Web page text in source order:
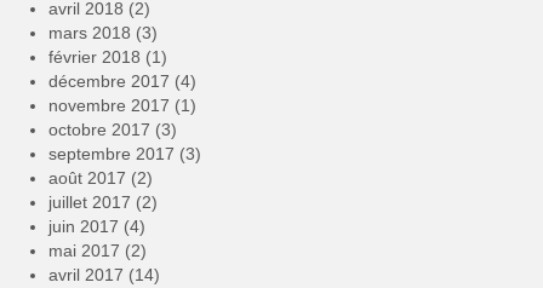
avril 2018 (2)
mars 2018 (3)
février 2018 (1)
décembre 2017 (4)
novembre 2017 (1)
octobre 2017 (3)
septembre 2017 (3)
août 2017 (2)
juillet 2017 (2)
juin 2017 (4)
mai 2017 (2)
avril 2017 (14)